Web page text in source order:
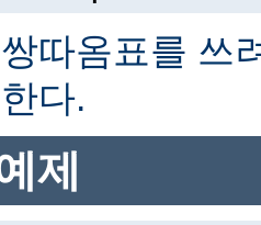
따옴표를 쓰
다.
제